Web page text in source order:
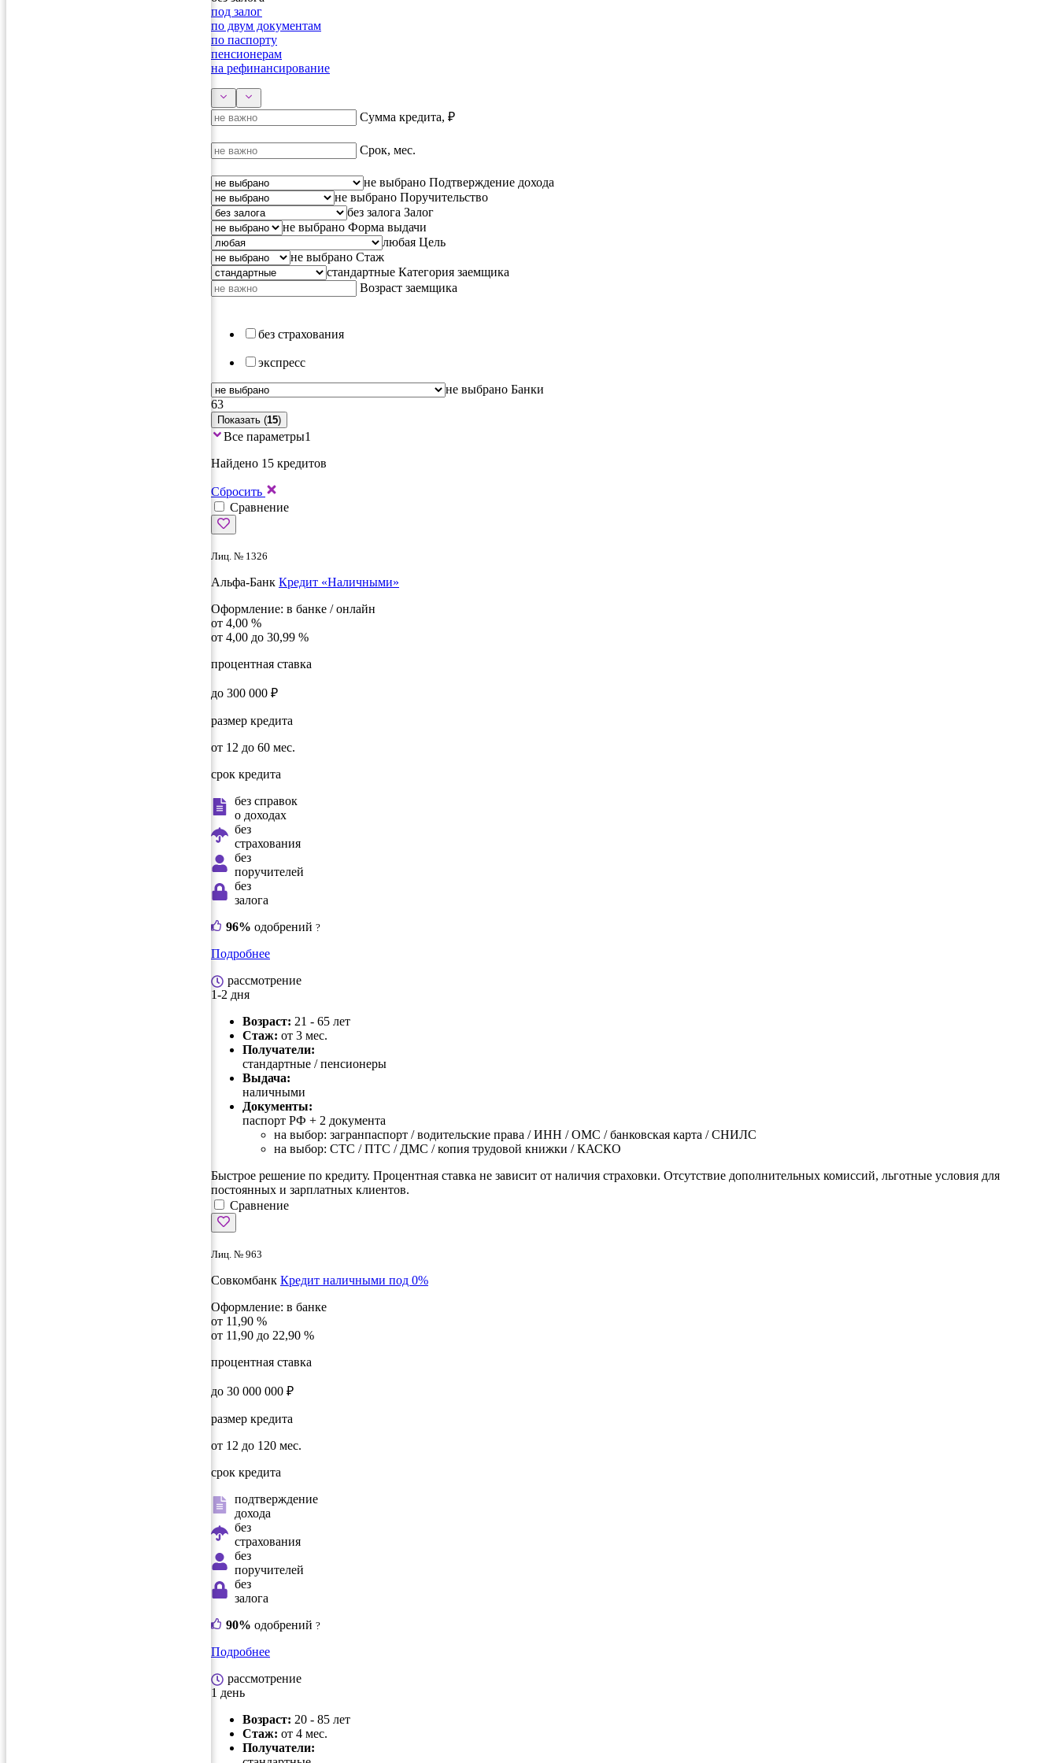
под залог
по двум документам
по паспорту
пенсионерам
на рефинансирование
Сумма кредита, ₽
Срок, мес.
не выбрано Подтверждение дохода
не выбрано Поручительство
без залога Залог
не выбрано Форма выдачи
любая Цель
не выбрано Стаж
стандартные Категория заемщика
Возраст заемщика
без страхования
экспресс
не выбрано Банки
63
Показать (15)
Все параметры1
Найдено 15 кредитов
Сбросить
Сравнение
Лиц. № 1326
Альфа-Банк Кредит «Наличными»
Оформление: в банке / онлайн
от 4,00 %
от 4,00 до 30,99 %
процентная ставка
до 300 000 ₽
размер кредита
от 12 до 60 мес.
срок кредита
без справок
о доходах
без
страхования
без
поручителей
без
залога
96% одобрений ?
Подробнее
рассмотрение
1-2 дня
Возраст: 21 - 65 лет
Стаж: от 3 мес.
Получатели:
стандартные / пенсионеры
Выдача:
наличными
Документы:
паспорт РФ + 2 документа
на выбор: загранпаспорт / водительские права / ИНН / ОМС / банковская карта / СНИЛС
на выбор: СТС / ПТС / ДМС / копия трудовой книжки / КАСКО
Быстрое решение по кредиту. Процентная ставка не зависит от наличия страховки. Отсутствие дополнительных комиссий, льготные условия для
постоянных и зарплатных клиентов.
Сравнение
Лиц. № 963
Совкомбанк Кредит наличными под 0%
Оформление: в банке
от 11,90 %
от 11,90 до 22,90 %
процентная ставка
до 30 000 000 ₽
размер кредита
от 12 до 120 мес.
срок кредита
подтверждение
дохода
без
страхования
без
поручителей
без
залога
90% одобрений ?
Подробнее
рассмотрение
1 день
Возраст: 20 - 85 лет
Стаж: от 4 мес.
Получатели: